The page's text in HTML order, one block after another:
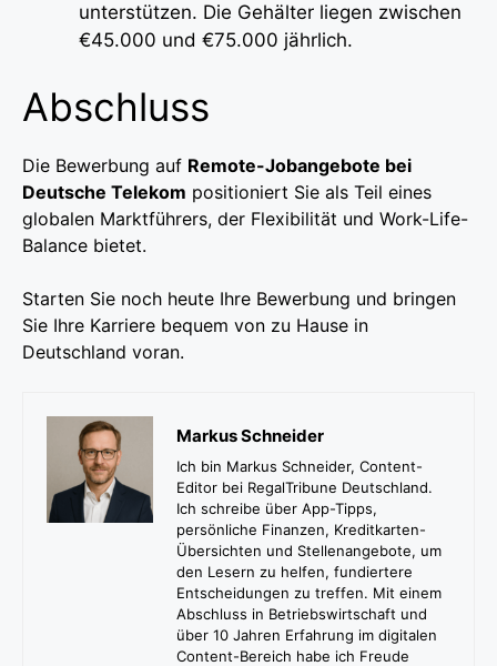
unterstützen. Die Gehälter liegen zwischen
€45.000 und €75.000 jährlich.
Abschluss
Die Bewerbung auf Remote-Jobangebote bei
Deutsche Telekom positioniert Sie als Teil eines
globalen Marktführers, der Flexibilität und Work-Life-
Balance bietet.
Starten Sie noch heute Ihre Bewerbung und bringen
Sie Ihre Karriere bequem von zu Hause in
Deutschland voran.
Markus Schneider
Ich bin Markus Schneider, Content-
Editor bei RegalTribune Deutschland.
Ich schreibe über App-Tipps,
persönliche Finanzen, Kreditkarten-
Übersichten und Stellenangebote, um
den Lesern zu helfen, fundiertere
Entscheidungen zu treffen. Mit einem
Abschluss in Betriebswirtschaft und
über 10 Jahren Erfahrung im digitalen
Content-Bereich habe ich Freude